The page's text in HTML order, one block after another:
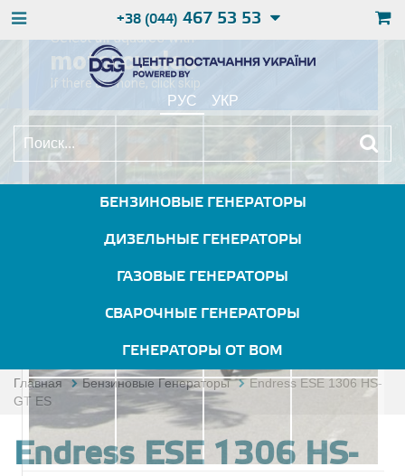
+38 (044) 467 53 53
РУС УКР
БЕНЗИНОВЫЕ ГЕНЕРАТОРЫ
ДИЗЕЛЬНЫЕ ГЕНЕРАТОРЫ
ГАЗОВЫЕ ГЕНЕРАТОРЫ
СВАРОЧНЫЕ ГЕНЕРАТОРЫ
ГЕНЕРАТОРЫ ОТ ВОМ
Главная Бензиновые Генераторы
Endress ESE 1306 HS-
GT ES
Endress ESE 1306 HS-